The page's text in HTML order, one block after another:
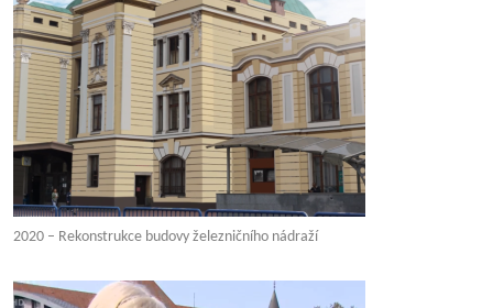
2020 – Rekonstrukce budovy železničního nádraží